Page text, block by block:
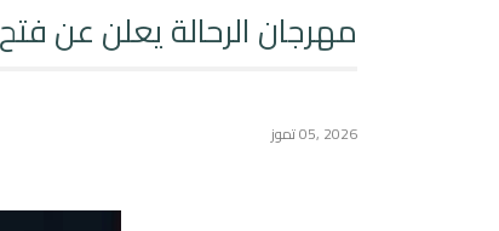
مهرجان الرحالة يعلن عن
2026 ,05 تموز